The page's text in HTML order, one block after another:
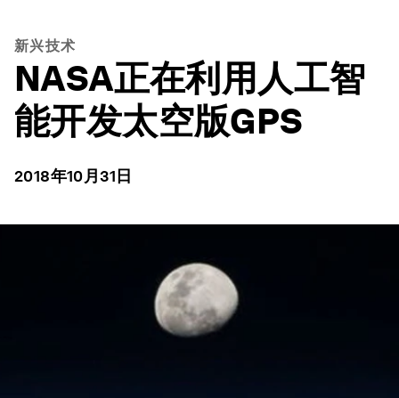
新兴技术
NASA正在利用人工智
能开发太空版GPS
2018年10月31日